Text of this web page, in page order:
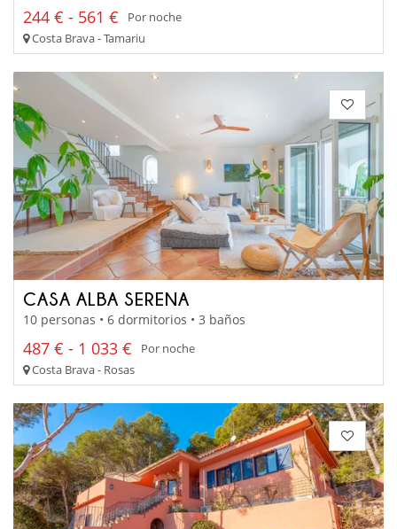
244 € - 561 €
Por noche
Costa Brava - Tamariu
CASA ALBA SERENA
10 personas • 6 dormitorios • 3 baños
487 € - 1 033 €
Por noche
Costa Brava - Rosas